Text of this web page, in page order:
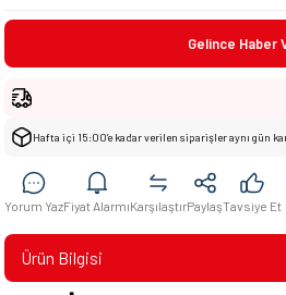
Gelince Haber
Hafta içi 15:00’e kadar verilen siparişler aynı gün
Yorum YazFiyat AlarmıKarşılaştırPaylaşTavsiye Et
Ürün Bilgisi